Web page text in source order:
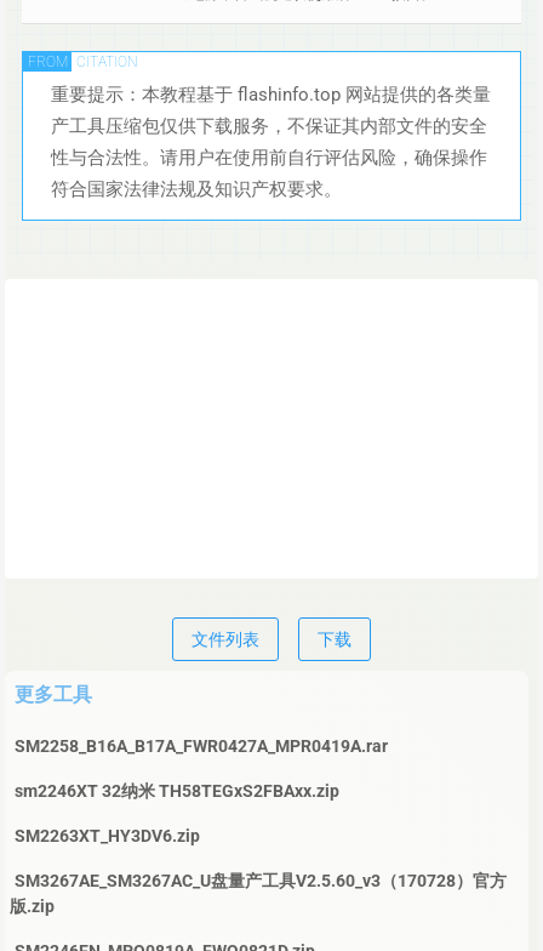
重要提示：本教程基于 flashinfo.top 网站提供的各类量
产工具压缩包仅供下载服务，不保证其内部文件的安全
性与合法性。请用户在使用前自行评估风险，确保操作
符合国家法律法规及知识产权要求。
文件列表 下载
更多工具
SM2258_B16A_B17A_FWR0427A_MPR0419A.rar
sm2246XT 32纳米 TH58TEGxS2FBAxx.zip
SM2263XT_HY3DV6.zip
SM3267AE_SM3267AC_U盘量产工具V2.5.60_v3（170728）官方
版.zip